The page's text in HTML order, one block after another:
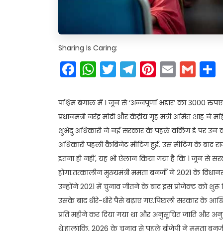
Sharing Is Caring:
Facebook
WhatsApp
Twitter
Telegram
Pinterest
Email
पश्चिम बंगाल में 1 जून से ‘अन्नपूर्णा भंडार’ का 3000
प्रधानमंत्री नरेंद्र मोदी और केंद्रीय गृह मंत्री अमित शाह
शुभेंदु अधिकारी ने नई सरकार के पहले वर्किंग डे पर उन
अधिकारी पहली कैबिनेट मीटिंग हुई. उस मीटिंग के बाद
इतना ही नहीं, यह भी ऐलान किया गया है कि 1 जून से
होगा.तत्कालीन मुख्यमंत्री ममता बनर्जी ने 2021 के
उन्होंने 2021 में चुनाव जीतने के बाद इस प्रोजेक्ट को
उसके बाद धीरे-धीरे पैसे बढ़ाए गए.पिछली सरकार के
प्रति महीने कर दिया गया था और अनुसूचित जाति और
थे.हालांकि, 2026 के चुनाव से पहले बीजेपी ने ममता